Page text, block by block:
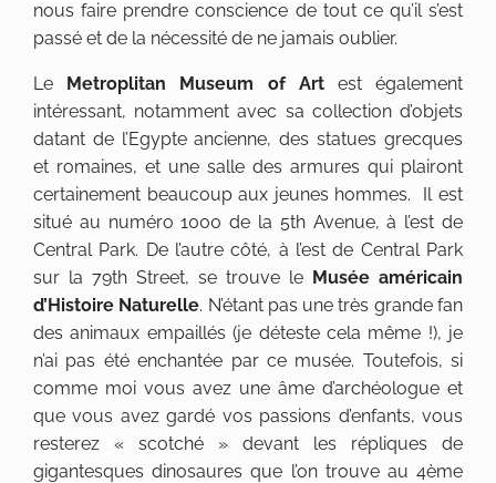
nous faire prendre conscience de tout ce qu’il s’est
passé et de la nécessité de ne jamais oublier.
Le Metroplitan Museum of Artest également
intéressant, notamment avec sa collection d’objets
datant de l’Egypte ancienne, des statues grecques
et romaines, et une salle des armures qui plairont
certainement beaucoup aux jeunes hommes. Il est
situé au numéro 1000 de la 5th Avenue, à l’est de
Central Park. De l’autre côté, à l’est de Central Park
sur la 79th Street, se trouve le Musée américain
d’Histoire Naturelle. N’étant pas une très grande fan
des animaux empaillés (je déteste cela même !), je
n’ai pas été enchantée par ce musée. Toutefois, si
comme moi vous avez une âme d’archéologue et
que vous avez gardé vos passions d’enfants, vous
resterez « scotché » devant les répliques de
gigantesques dinosaures que l’on trouve au 4ème